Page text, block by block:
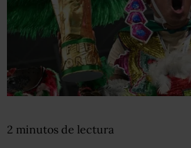
2 minutos de lectura